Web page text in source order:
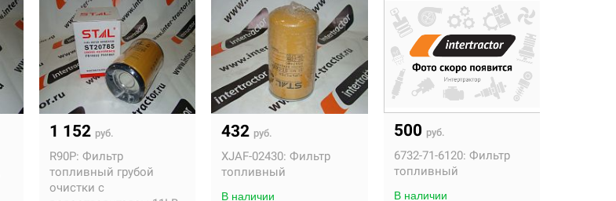
1 152 руб.
R90P: Фильтр
топливный грубой
очистки c
432 руб.
XJAF-02430: Фильтр
топливный
В наличии
500 руб.
6732-71-6120: Фильтр
топливный
В наличии